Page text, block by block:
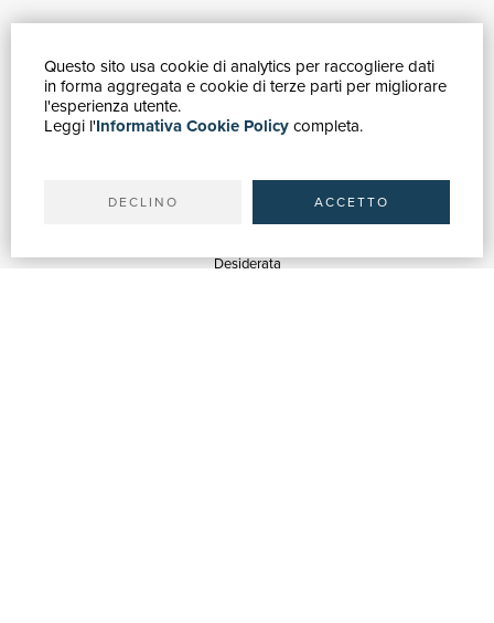
Questo sito usa cookie di analytics per raccogliere dati
in forma aggregata e cookie di terze parti per migliorare
l'esperienza utente.
Leggi l'Informativa Cookie Policycompleta.
DECLINO ACCETTO
GUIDA ACQUISTI
Ricerca avanzata
Spedizioni
Desiderata